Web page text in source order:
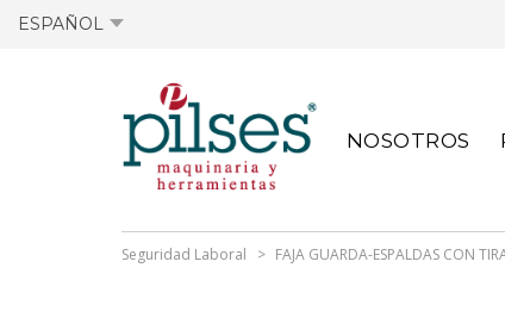
ESPAÑOL
NOSOTROS
OFERTAS ACTIVAS OFERTAS
FICHAS TÉCNICAS
ACTIVAS
FICHAS
Seguridad Laboral FAJA GUARDA-ESPALDAS CON